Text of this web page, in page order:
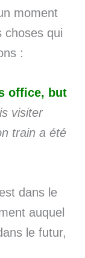
moment
choses qui
:
office, but
visiter
train a été
dans le
auquel
le futur,